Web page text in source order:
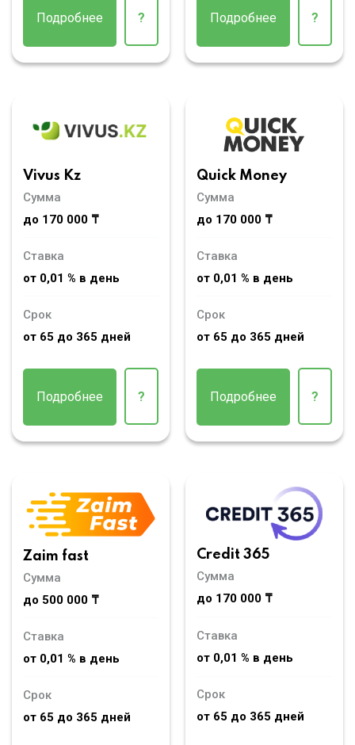
Подробнее ? Подробнее ?
Vivus Kz
Сумма
до 170 000 ₸
Ставка
от 0,01 % в день
Срок
от 65 до 365 дней
Подробнее ?
Quick Money
Сумма
до 170 000 ₸
Ставка
от 0,01 % в день
Срок
от 65 до 365 дней
Подробнее ?
Zaim fast
Сумма
до 500 000 ₸
Ставка
от 0,01 % в день
Срок
от 65 до 365 дней
Credit 365
Сумма
до 170 000 ₸
Ставка
от 0,01 % в день
Срок
от 65 до 365 дней